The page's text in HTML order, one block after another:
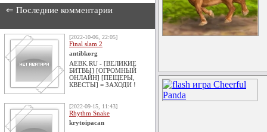
⇐ Последние комментарии
[2022-10-06, 22:05]
Final slam 2
antibkorg
AEBK.RU - [ВЕЛИКИЕ
БИТВЫ] [ОГРОМНЫЙ
ОНЛАЙН] [ПЕЩЕРЫ,
КВЕСТЫ] = ЗАХОДИ !
[2022-09-15, 11:43]
Rhythm Snake
krytoipacan